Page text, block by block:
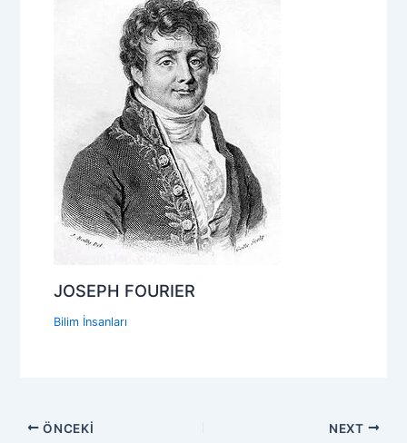
JOSEPH FOURIER
Bilim İnsanları
ÖNCEKI NEXT